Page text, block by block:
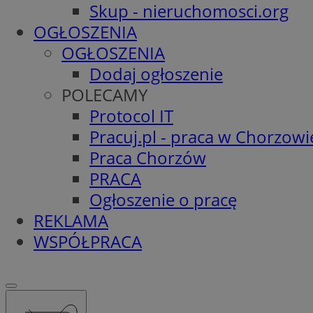
Skup - nieruchomosci.org
OGŁOSZENIA
OGŁOSZENIA
Dodaj ogłoszenie
POLECAMY
Protocol IT
Pracuj.pl - praca w
Praca Chorzów
PRACA
Ogłoszenie o pracę
REKLAMA
WSPÓŁPRACA